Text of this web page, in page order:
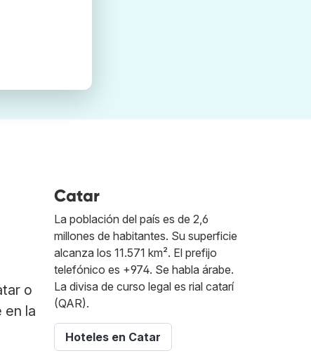
o
en la
Catar
La población del país es de 2,6
millones de habitantes. Su superficie
alcanza los 11.571 km². El prefijo
telefónico es +974. Se habla árabe.
La divisa de curso legal es rial catarí
(QAR).
Hoteles en Catar